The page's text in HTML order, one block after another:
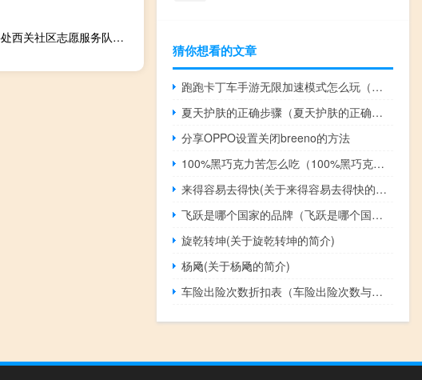
柏城办事处西关社区志愿服务队(关于柏城办事处西关社区志愿服务队的简介)
猜你想看的文章
跑跑卡丁车手游无限加速模式怎么玩（有哪些技巧）
夏天护肤的正确步骤（夏天护肤的正确步骤）
分享OPPO设置关闭breeno的方法
100%黑巧克力苦怎么吃（100%黑巧克力苦怎么吃）
来得容易去得快(关于来得容易去得快的简介)
飞跃是哪个国家的品牌（飞跃是哪个国家的品牌）
旋乾转坤(关于旋乾转坤的简介)
杨飏(关于杨飏的简介)
车险出险次数折扣表（车险出险次数与折扣）